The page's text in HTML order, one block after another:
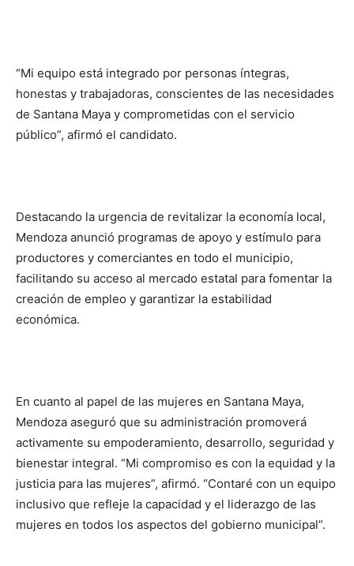
“Mi equipo está integrado por personas íntegras,
honestas y trabajadoras, conscientes de las necesidades
de Santana Maya y comprometidas con el servicio
público”, afirmó el candidato.
Destacando la urgencia de revitalizar la economía local,
Mendoza anunció programas de apoyo y estímulo para
productores y comerciantes en todo el municipio,
facilitando su acceso al mercado estatal para fomentar la
creación de empleo y garantizar la estabilidad
económica.
En cuanto al papel de las mujeres en Santana Maya,
Mendoza aseguró que su administración promoverá
activamente su empoderamiento, desarrollo, seguridad y
bienestar integral. “Mi compromiso es con la equidad y la
justicia para las mujeres”, afirmó. “Contaré con un equipo
inclusivo que refleje la capacidad y el liderazgo de las
mujeres en todos los aspectos del gobierno municipal”.